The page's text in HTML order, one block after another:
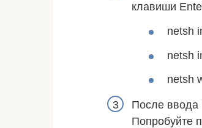
клавиши
netsh
netsh
netsh
После ввода
Попробуйте